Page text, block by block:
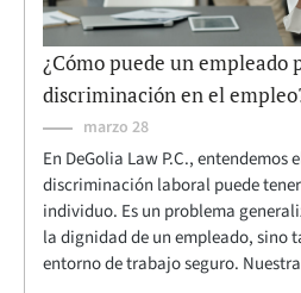
¿Cómo puede un empleado
discriminación en el
marzo 28
En DeGolia Law P.C.,
discriminación laboral puede
individuo. Es un problema
la dignidad de un empleado, sino
entorno de trabajo seguro.